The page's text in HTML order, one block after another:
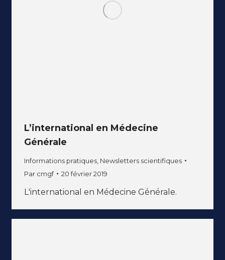
L’international en Médecine
Générale
Informations pratiques, Newsletters scientifiques
Par cmgf 20 février 2019
L'international en Médecine Générale.